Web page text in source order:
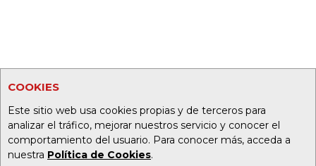
COOKIES
Este sitio web usa cookies propias y de terceros para
analizar el tráfico, mejorar nuestros servicio y conocer el
comportamiento del usuario. Para conocer más, acceda a
nuestra Política de Cookies.